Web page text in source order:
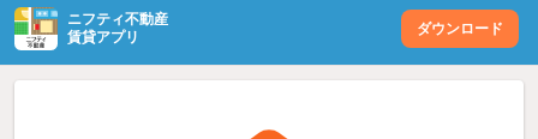
ニフティ不動産
賃貸アプリ
ダウンロード